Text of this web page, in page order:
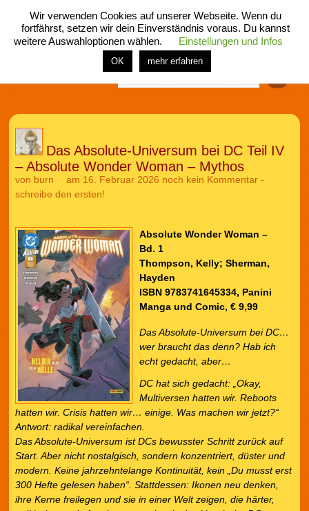
menü
home rubrik buch comic spiel fotos shop
Das Absolute-Universum bei DC Teil IV
– Absolute Wonder Woman – Mythos
von burn am 16. Februar 2026 noch kein Kommentar -
schreibe den ersten!
Absolute Wonder Woman –
Bd. 1
Thompson, Kelly; Sherman,
Hayden
ISBN 9783741645334, Panini
Manga und Comic, € 9,99
Das Absolute-Universum bei DC…
wer braucht das denn? Hab ich
echt gedacht, aber…
DC hat sich gedacht: „Okay,
Multiversen hatten wir. Reboots
hatten wir. Crisis hatten wir… einige. Was machen wir jetzt?“
Antwort: radikal vereinfachen.
Das Absolute-Universum ist DCs bewusster Schritt zurück auf
Start. Aber nicht nostalgisch, sondern konzentriert, düster und
modern. Keine jahrzehntelange Kontinuität, kein „Du musst erst
300 Hefte gelesen haben“. Stattdessen: Ikonen neu denken,
ihre Kerne freilegen und sie in einer Welt zeigen, die härter,
Wir verwenden Cookies auf unserer Webseite. Wenn du
fortfährst, setzen wir dein Einverständnis voraus. Du kannst
weitere Auswahloptionen wählen.
Einstellungen und Infos
OK mehr erfahren